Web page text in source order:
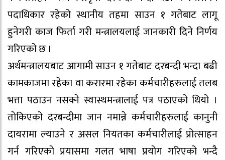
पदाधिकार रहेको स्थानीय तहमा साउन १ गतेबाट लागू
हुनेगरी काज फिर्ता गरी मन्त्रालयलाई जानकारी दिने निर्णय
गरिएको छ ।
अर्थमन्त्रालयबाट आगामी साउन १ गतेबाट दरबन्दी भन्दा बढी
कामकाजमा रहेका वा करारमा रहेका कर्मचारीहरुलाई तलब
भत्ता पठाउन नसक्ने स्वास्थमन्त्रालाई पत्र पठाएको थियो ।
तोकिएको दरबन्दीमा जान नमान्ने कर्मचारीहरुलाई कानुनी
दायरामा ल्याउने र असल नियतका कर्मचारीलाई प्रोत्साहन
गर्न गरिएको प्रयासमा गलत भाषा प्रयोग गरिएको भन्दै